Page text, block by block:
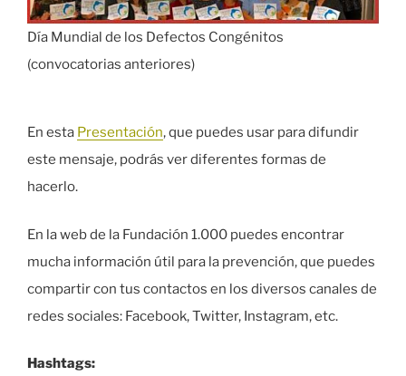
Día Mundial de los Defectos Congénitos
(convocatorias anteriores)
En esta Presentación, que puedes usar para difundir
este mensaje, podrás ver diferentes formas de
hacerlo.
En la web de la Fundación 1.000 puedes encontrar
mucha información útil para la prevención, que puedes
compartir con tus contactos en los diversos canales de
redes sociales: Facebook, Twitter, Instagram, etc.
Hashtags: